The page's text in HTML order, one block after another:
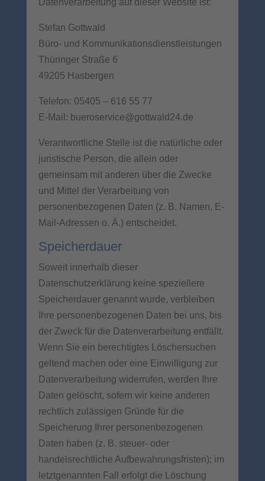
Datenverarbeitung auf dieser Website ist:
Stefan Gottwald
Büro- und Kommunikationsdienstleistungen
Thüringer Straße 6
49205 Hasbergen
Telefon: 05405 – 616 55 77
E-Mail: bueroservice@gottwald24.de
Verantwortliche Stelle ist die natürliche oder
juristische Person, die allein oder
gemeinsam mit anderen über die Zwecke
und Mittel der Verarbeitung von
personenbezogenen Daten (z. B. Namen, E-
Mail-Adressen o. Ä.) entscheidet.
Speicherdauer
Soweit innerhalb dieser
Datenschutzerklärung keine speziellere
Speicherdauer genannt wurde, verbleiben
Ihre personenbezogenen Daten bei uns, bis
der Zweck für die Datenverarbeitung entfällt.
Wenn Sie ein berechtigtes Löschersuchen
geltend machen oder eine Einwilligung zur
Datenverarbeitung widerrufen, werden Ihre
Daten gelöscht, sofern wir keine anderen
rechtlich zulässigen Gründe für die
Speicherung Ihrer personenbezogenen
Daten haben (z. B. steuer- oder
handelsrechtliche Aufbewahrungsfristen); im
letztgenannten Fall erfolgt die Löschung